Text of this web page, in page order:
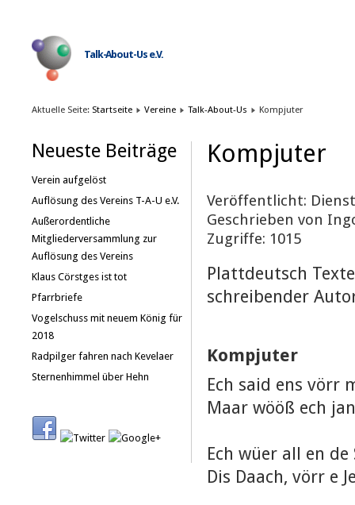
Talk-About-Us e.V.
Aktuelle Seite: Startseite Vereine Talk-About-Us Kompjuter
Neueste Beiträge
Verein aufgelöst
Auflösung des Vereins T-A-U e.V.
Außerordentliche
Mitgliederversammlung zur
Auflösung des Vereins
Klaus Cörstges ist tot
Pfarrbriefe
Vogelschuss mit neuem König für
2018
Radpilger fahren nach Kevelaer
Sternenhimmel über Hehn
Kompjuter
Veröffentlicht:
Geschrieben von
Zugriffe: 1015
Plattdeutsch
schreibender
Kompjuter
Ech said ens vörr
Maar wööß ech
Ech wüer all en
Dis Daach, vörr e